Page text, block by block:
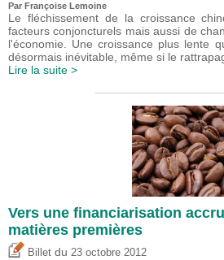
Par Françoise Lemoine
Le fléchissement de la croissance
facteurs conjoncturels mais aussi de
l'économie. Une croissance plus lente
désormais inévitable, même si le
Lire la suite >
Vers une financiarisation
matières premières
Billet du 23 octobre 2012